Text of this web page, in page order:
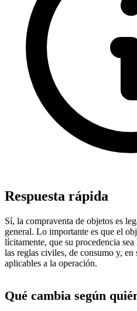
Respuesta rápida
Sí, la compraventa de objetos es
general. Lo importante es que el
lícitamente, que su procedencia
las reglas civiles, de consumo y, en
aplicables a la operación.
Qué cambia según